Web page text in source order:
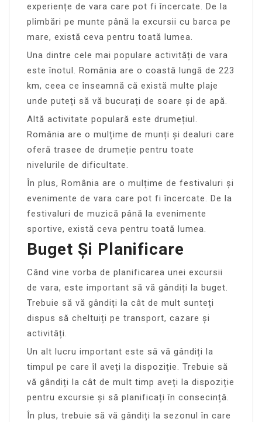
experiențe de vara care pot fi încercate. De la
plimbări pe munte până la excursii cu barca pe
mare, există ceva pentru toată lumea.
Una dintre cele mai populare activități de vara
este înotul. România are o coastă lungă de 223
km, ceea ce înseamnă că există multe plaje
unde puteți să vă bucurați de soare și de apă.
Altă activitate populară este drumețiul.
România are o mulțime de munți și dealuri care
oferă trasee de drumeție pentru toate
nivelurile de dificultate.
În plus, România are o mulțime de festivaluri și
evenimente de vara care pot fi încercate. De la
festivaluri de muzică până la evenimente
sportive, există ceva pentru toată lumea.
Buget Și Planificare
Când vine vorba de planificarea unei excursii
de vara, este important să vă gândiți la buget.
Trebuie să vă gândiți la cât de mult sunteți
dispus să cheltuiți pe transport, cazare și
activități.
Un alt lucru important este să vă gândiți la
timpul pe care îl aveți la dispoziție. Trebuie să
vă gândiți la cât de mult timp aveți la dispoziție
pentru excursie și să planificați în consecință.
În plus, trebuie să vă gândiți la sezonul în care